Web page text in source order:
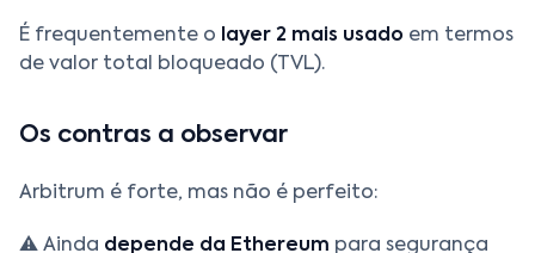
É frequentemente o layer 2 mais usado em termos
de valor total bloqueado (TVL).
Os contras a observar
Arbitrum é forte, mas não é perfeito:
⚠️ Ainda depende da Ethereum para segurança